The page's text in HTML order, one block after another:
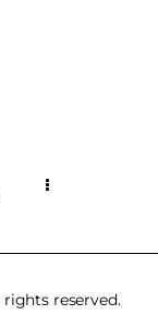
reserved.